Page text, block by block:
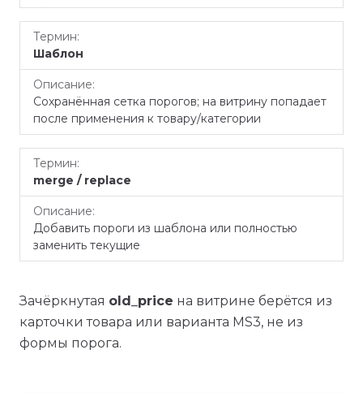
Шаблон
Сохранённая сетка порогов; на витрину попадает
после применения к товару/категории
merge / replace
Добавить пороги из шаблона или полностью
заменить текущие
Зачёркнутая old_price на витрине берётся из
карточки товара или варианта MS3, не из
формы порога.